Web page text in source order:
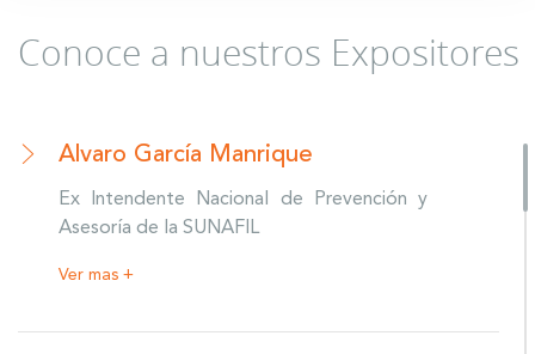
Conoce a nuestros Expositores
Álvaro García Manrique
Ex Intendente Nacional de Prevención y
Asesoría de la SUNAFIL
Ver mas +